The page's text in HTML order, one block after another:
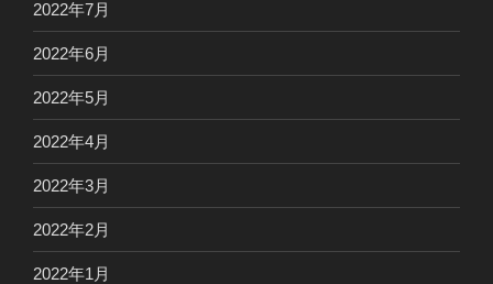
2022年7月
2022年6月
2022年5月
2022年4月
2022年3月
2022年2月
2022年1月